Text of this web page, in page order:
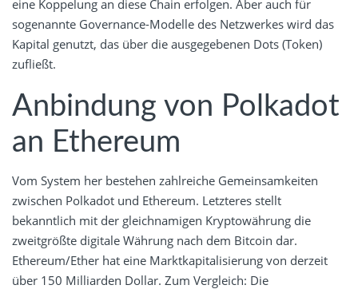
eine Koppelung an diese Chain erfolgen. Aber auch für
sogenannte Governance-Modelle des Netzwerkes wird das
Kapital genutzt, das über die ausgegebenen Dots (Token)
zufließt.
Anbindung von Polkadot
an Ethereum
Vom System her bestehen zahlreiche Gemeinsamkeiten
zwischen Polkadot und Ethereum. Letzteres stellt
bekanntlich mit der gleichnamigen Kryptowährung die
zweitgrößte digitale Währung nach dem Bitcoin dar.
Ethereum/Ether hat eine Marktkapitalisierung von derzeit
über 150 Milliarden Dollar. Zum Vergleich: Die